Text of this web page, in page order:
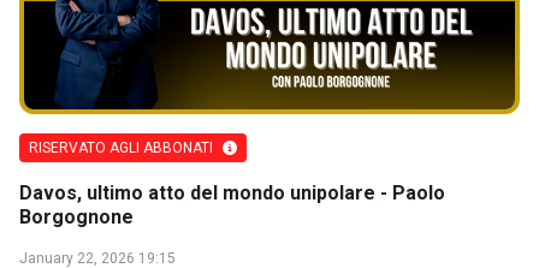
RISERVATO AGLI ABBONATI
Davos, ultimo atto del mondo unipolare - Paolo
Borgognone
January 22, 2026 19:15